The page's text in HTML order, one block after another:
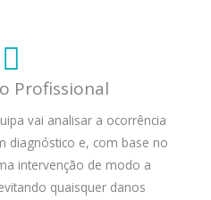
Profissional
vai analisar a ocorrência
diagnóstico e, com base no
intervenção de modo a
quaisquer danos